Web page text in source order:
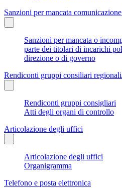
Sanzioni per mancata
Sanzioni per mancata o
parte dei titolari di incarichi
direzione o di governo
Rendiconti gruppi consiliari
Rendiconti gruppi consigliari
Atti degli organi di controllo
Articolazione degli uffici
Articolazione degli uffici
Organigramma
Telefono e posta elettronica